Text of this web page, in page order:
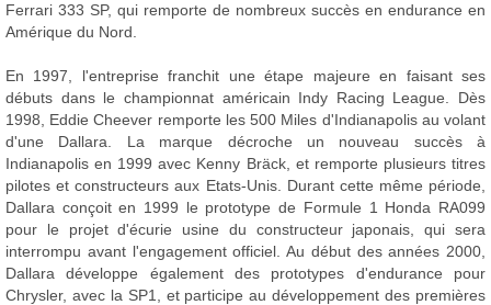
Ferrari 333 SP, qui remporte de nombreux succès en endurance en
Amérique du Nord.
En 1997, l'entreprise franchit une étape majeure en faisant ses
débuts dans le championnat américain Indy Racing League. Dès
1998, Eddie Cheever remporte les 500 Miles d'Indianapolis au volant
d'une Dallara. La marque décroche un nouveau succès à
Indianapolis en 1999 avec Kenny Bräck, et remporte plusieurs titres
pilotes et constructeurs aux Etats-Unis. Durant cette même période,
Dallara conçoit en 1999 le prototype de Formule 1 Honda RA099
pour le projet d'écurie usine du constructeur japonais, qui sera
interrompu avant l'engagement officiel. Au début des années 2000,
Dallara développe également des prototypes d'endurance pour
Chrysler, avec la SP1, et participe au développement des premières